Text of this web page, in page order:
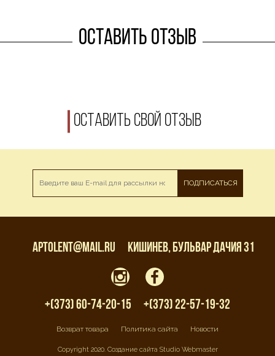
Оставить отзыв
Оставить свой отзыв
ПОДПИСАТЬСЯ
aptolent@mail.ru Кишинев, бульвар Дачия 31
+(373) 60-74-20-15 +(373) 22-57-19-32
Возврат товара Политика сайта Новости
Copyright 2020. Создание сайта Studio Webmaster